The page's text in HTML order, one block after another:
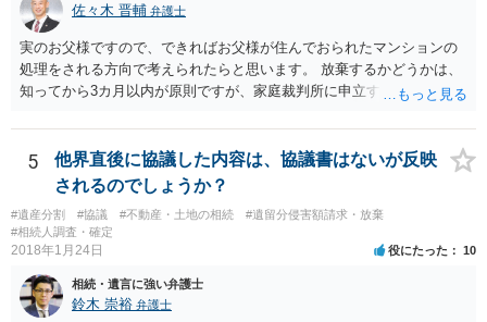
佐々木 晋輔 弁護士
実のお父様ですので、できればお父様が住んでおられたマンションの
処理をされる方向で考えられたらと思います。 放棄するかどうかは、
知ってから3カ月以内が原則ですが、家庭裁判所に申立すれば3カ月の
放棄するかどうか決めることができます。 銀行やサラ金が数年も放置
することはありませんので、数年後に借金が発見される可能性はほぼ
ありません。 なお、私が扱った相続放棄を検討していた案件で、期間
伸長して調査したところ、サラ金に対する過払金など相当な財産が見
つかったため相続したという事例がありました。
5
他界直後に協議した内容は、協議書はないが反映
されるのでしょうか？
#遺産分割 #協議 #不動産・土地の相続
#遺留分侵害額請求・放棄
#相続人調査・確定
2018年1月24日 役にたった 10
相続・遺言に強い弁護士
鈴木 崇裕 弁護士